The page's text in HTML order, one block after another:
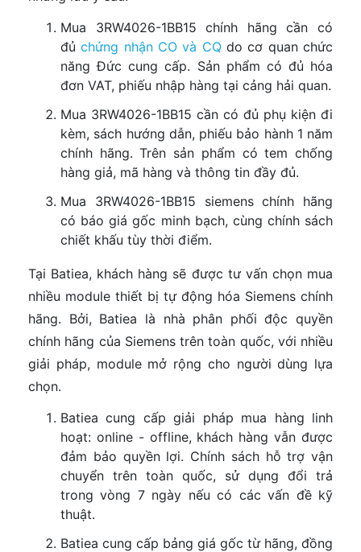
Mua 3RW4026-1BB15 chính hãng cần có
đủchứng nhận CO và CQdo cơ quan chức
năng Đức cung cấp. Sản phẩm có đủ hóa
đơn VAT, phiếu nhập hàng tại cảng hải quan.
Mua 3RW4026-1BB15 cần có đủ phụ kiện đi
kèm, sách hướng dẫn, phiếu bảo hành 1 năm
chính hãng. Trên sản phẩm có tem chống
hàng giả, mã hàng và thông tin đầy đủ.
Mua 3RW4026-1BB15 siemens chính hãng
có báo giá gốc minh bạch, cùng chính sách
chiết khấu tùy thời điểm.
Tại Batiea, khách hàng sẽ được tư vấn chọn mua
nhiều module thiết bị tự động hóa Siemens chính
hãng. Bởi, Batiea là nhà phân phối độc quyền
chính hãng của Siemens trên toàn quốc, với nhiều
giải pháp, module mở rộng cho người dùng lựa
chọn.
Batiea cung cấp giải pháp mua hàng linh
hoạt: online - offline, khách hàng vẫn được
đảm bảo quyền lợi. Chính sách hỗ trợ vận
chuyển trên toàn quốc, sử dụng đổi trả
trong vòng 7 ngày nếu có các vấn đề kỹ
thuật.
Batiea cung cấp bảng giá gốc từ hãng, đồng